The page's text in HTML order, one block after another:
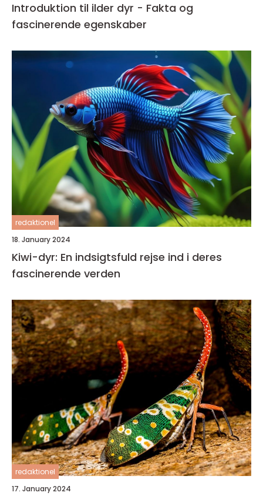
Introduktion til ilder dyr - Fakta og
fascinerende egenskaber
redaktionel
18. January 2024
Kiwi-dyr: En indsigtsfuld rejse ind i deres
fascinerende verden
redaktionel
17. January 2024